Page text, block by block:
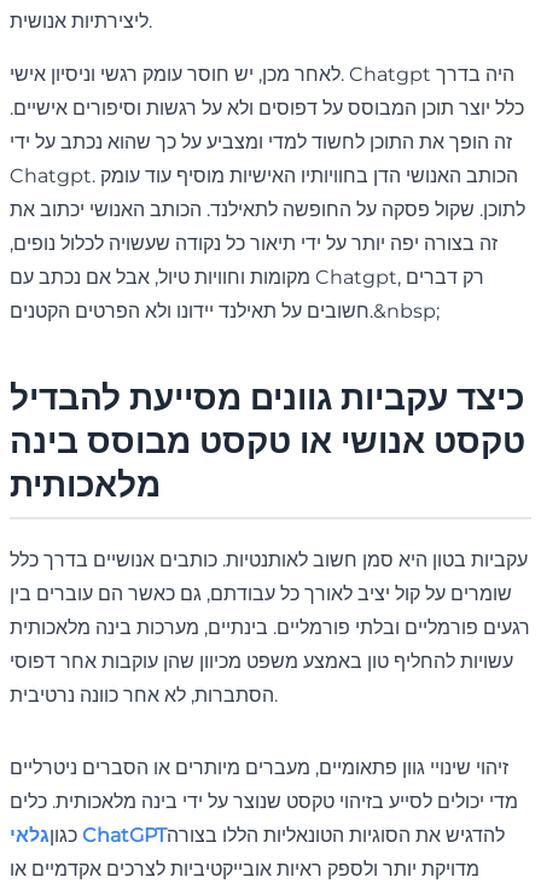
ליצירתיות אנושית.
לאחר מכן, יש חוסר עומק רגשי וניסיון אישי. Chatgpt היה בדרך
כלל יוצר תוכן המבוסס על דפוסים ולא על רגשות וסיפורים אישיים.
זה הופך את התוכן לחשוד למדי ומצביע על כך שהוא נכתב על ידי
Chatgpt. הכותב האנושי הדן בחוויותיו האישיות מוסיף עוד עומק
לתוכן. שקול פסקה על החופשה לתאילנד. הכותב האנושי יכתוב את
זה בצורה יפה יותר על ידי תיאור כל נקודה שעשויה לכלול נופים,
מקומות וחוויות טיול, אבל אם נכתב עם Chatgpt, רק דברים
חשובים על תאילנד יידונו ולא הפרטים הקטנים.&nbsp;
כיצד עקביות גוונים מסייעת להבדיל
טקסט אנושי או טקסט מבוסס בינה
מלאכותית
עקביות בטון היא סמן חשוב לאותנטיות. כותבים אנושיים בדרך כלל
שומרים על קול יציב לאורך כל עבודתם, גם כאשר הם עוברים בין
רגעים פורמליים ובלתי פורמליים. בינתיים, מערכות בינה מלאכותית
עשויות להחליף טון באמצע משפט מכיוון שהן עוקבות אחר דפוסי
הסתברות, לא אחר כוונה נרטיבית.
זיהוי שינויי גוון פתאומיים, מעברים מיותרים או הסברים ניטרליים
מדי יכולים לסייע בזיהוי טקסט שנוצר על ידי בינה מלאכותית. כלים
כגון גלאי ChatGPTלהדגיש את הסוגיות הטונאליות הללו בצורה
מדויקת יותר ולספק ראיות אובייקטיביות לצרכים אקדמיים או